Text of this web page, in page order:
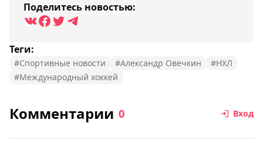
Поделитесь новостью:
Теги:
#Спортивные новости #Александр Овечкин
#НХЛ
#Международный хоккей
Комментарии 0 Вход